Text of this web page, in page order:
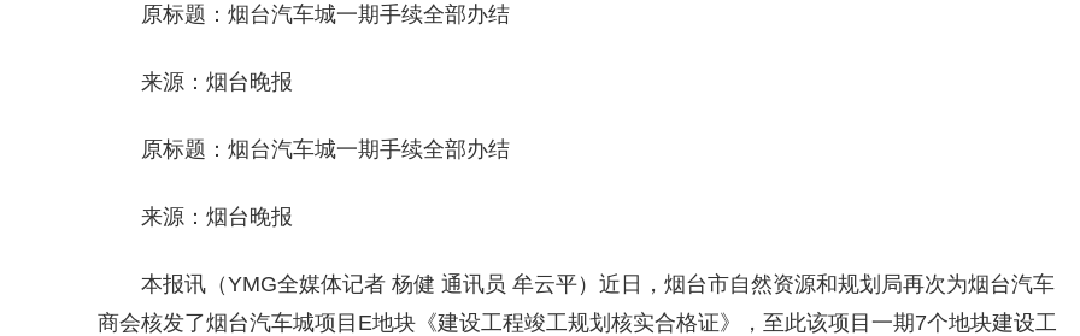
原标题：烟台汽车城一期手续全部办结
来源：烟台晚报
原标题：烟台汽车城一期手续全部办结
来源：烟台晚报
本报讯（YMG全媒体记者 杨健 通讯员 牟云平）近日，烟台市自然资源和规划局再次为烟台汽车
商会核发了烟台汽车城项目E地块《建设工程竣工规划核实合格证》，至此该项目一期7个地块建设工